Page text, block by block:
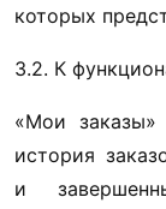
которых
3.2. К
«Мои
история
и